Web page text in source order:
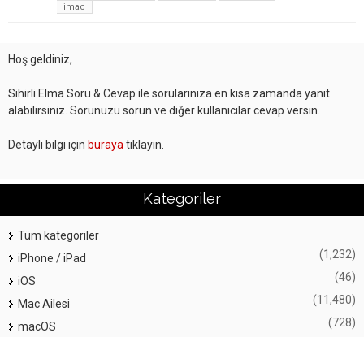
imac
Hoş geldiniz,
Sihirli Elma Soru & Cevap ile sorularınıza en kısa zamanda yanıt
alabilirsiniz. Sorunuzu sorun ve diğer kullanıcılar cevap versin.
Detaylı bilgi için buraya tıklayın.
Kategoriler
Tüm kategoriler
iPhone / iPad
(1,232)
iOS (46)
Mac Ailesi (11,480)
macOS (728)